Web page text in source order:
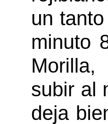
un
minuto
subir al
deja